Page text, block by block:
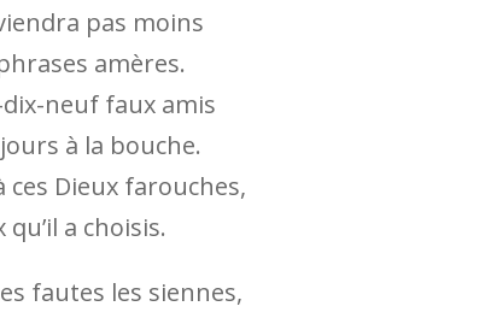
pas moins
amères.
neuf faux amis
à la bouche.
ces Dieux farouches,
a choisis.
fautes les siennes,